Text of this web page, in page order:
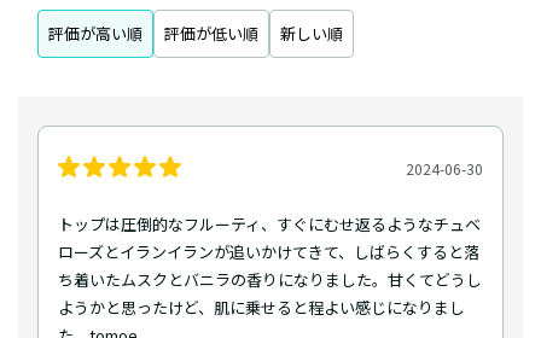
評価が高い順 評価が低い順 新しい順
2024-06-30
トップは圧倒的なフルーティ、すぐにむせ返るようなチュベ
ローズとイランイランが追いかけてきて、しばらくすると落
ち着いたムスクとバニラの香りになりました。甘くてどうし
ようかと思ったけど、肌に乗せると程よい感じになりまし